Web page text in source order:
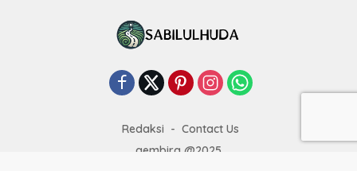
Redaksi
Contact Us
gembira @2025